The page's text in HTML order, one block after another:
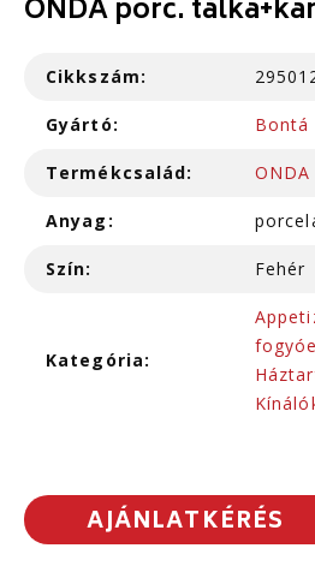
ONDA porc.
Cikkszám:
Gyártó: Bontá
Termékcsalád: ONDA
Anyag:
Szín: Fehér
Kategória:
AJÁNLATKÉRÉS